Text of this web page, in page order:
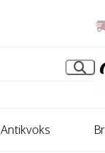
Antikvoks